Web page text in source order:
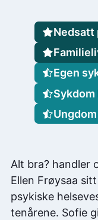
Alt bra? handler
Ellen Frøysaa
psykiske
tenårene. Sofie
Nedsatt
Egen
Ungdom